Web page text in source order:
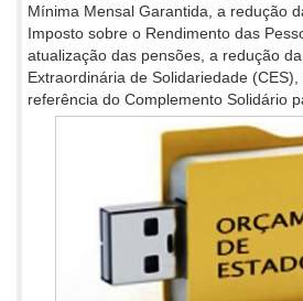
Mínima Mensal Garantida, a redução
Imposto sobre o Rendimento das
atualização das pensões, a redução
Extraordinária de Solidariedade
referência do Complemento Solidário